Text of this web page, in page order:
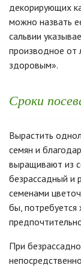
декорирующих
можно назвать
сальвии
производное от
здоровым».
Сроки
Вырастить
семян и
выращивают из
безрассадный и
семенами
бы,
При